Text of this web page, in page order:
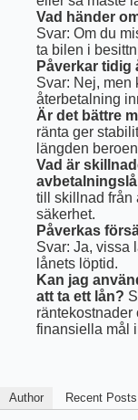
Vad händer
Svar: Om du
ta bilen i
Påverkar
Svar: Nej, men
återbetalning
Är det bättre
ränta ger
längden
Vad är
till skillnad från
säkerhet.
Påverkas
Svar: Ja, vissa
lånets löptid.
Kan jag
att ta ett lån?
räntekostnader
finansiella mål
Author Recent Posts